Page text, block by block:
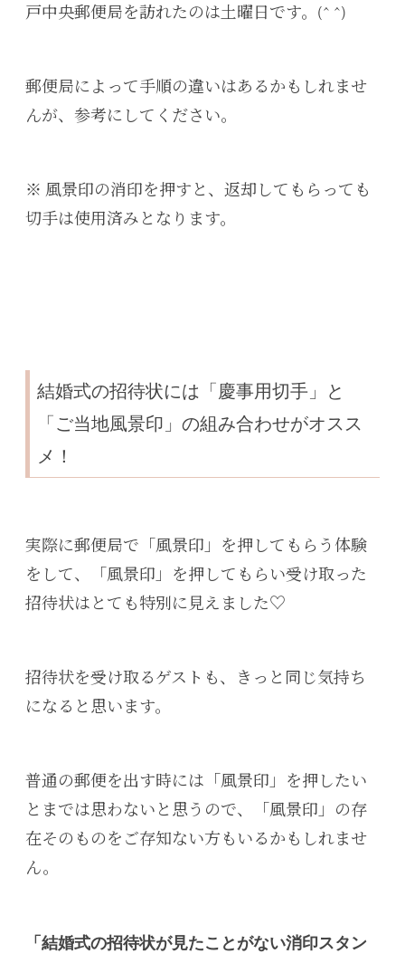
戸中央郵便局を訪れたのは土曜日です。(^ ^)
郵便局によって手順の違いはあるかもしれませ
んが、参考にしてください。
※ 風景印の消印を押すと、返却してもらっても
切手は使用済みとなります。
結婚式の招待状には「慶事用切手」と
「ご当地風景印」の組み合わせがオスス
メ！
実際に郵便局で「風景印」を押してもらう体験
をして、「風景印」を押してもらい受け取った
招待状はとても特別に見えました♡
招待状を受け取るゲストも、きっと同じ気持ち
になると思います。
普通の郵便を出す時には「風景印」を押したい
とまでは思わないと思うので、「風景印」の存
在そのものをご存知ない方もいるかもしれませ
ん。
「結婚式の招待状が見たことがない消印スタン